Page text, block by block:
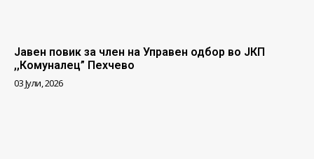
Јавен повик за член на Управен одбор во ЈКП
,,Комуналец” Пехчево
03 Јули, 2026